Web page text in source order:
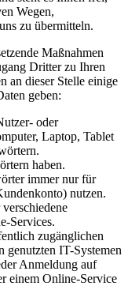
Wegen,
zu übermitteln.
Maßnahmen
Dritter zu Ihren
an dieser Stelle einige
geben:
oder
Laptop, Tablet
haben.
immer nur für
nutzen.
Services.
zugänglichen
genutzten IT-Systemen
Anmeldung auf
einem Online-Service